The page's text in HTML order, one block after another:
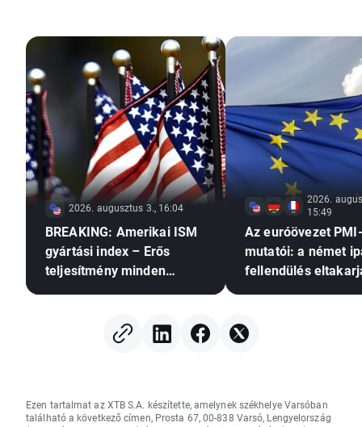
2026. augusztus 3., 16:04
BREAKING: Amerikai ISM
gyártási index – Erős
teljesítmény minden
2026.
15:49
Az euróövezet PMI-
mutatói: a német
fellendülés
Ezen tartalmat az XTB S.A. készítette, amelynek székhelye Varsóban
található a következő címen, Prosta 67, 00-838 Varsó, Lengyelország